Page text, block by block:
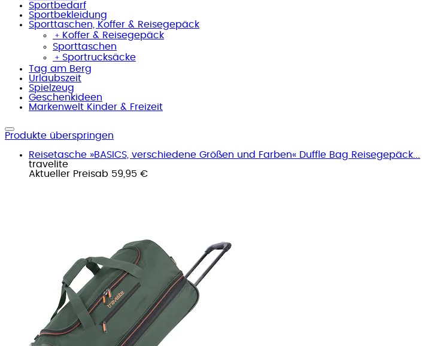
Sportbedarf
Sportbekleidung
Sporttaschen, Koffer & Reisegepäck
﹢ Koffer & Reisegepäck
Sporttaschen
﹢ Sportrucksäcke
Tag am Berg
Urlaubszeit
Spielzeug
Geschenkideen
Markenwelt Kinder & Freizeit
Produkte überspringen
Reisetasche »BASICS, verschiedene Größen und Farben« Duffle Bag Reisegepäck...
travelite
Aktueller Preisab 59,95 €